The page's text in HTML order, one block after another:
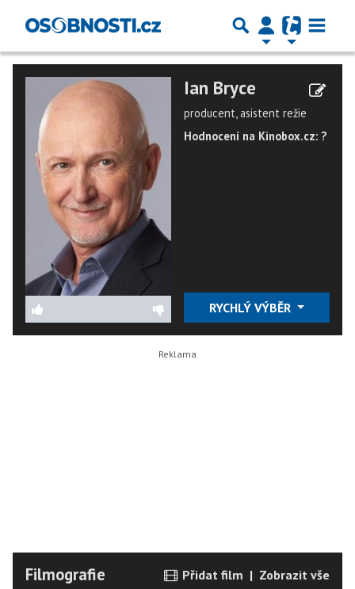
Ian Bryce
producent, asistent režie
Hodnocení na Kinobox.cz: ?
RYCHLÝ VÝBĚR
Filmografie Přidat film | Zobrazit vše